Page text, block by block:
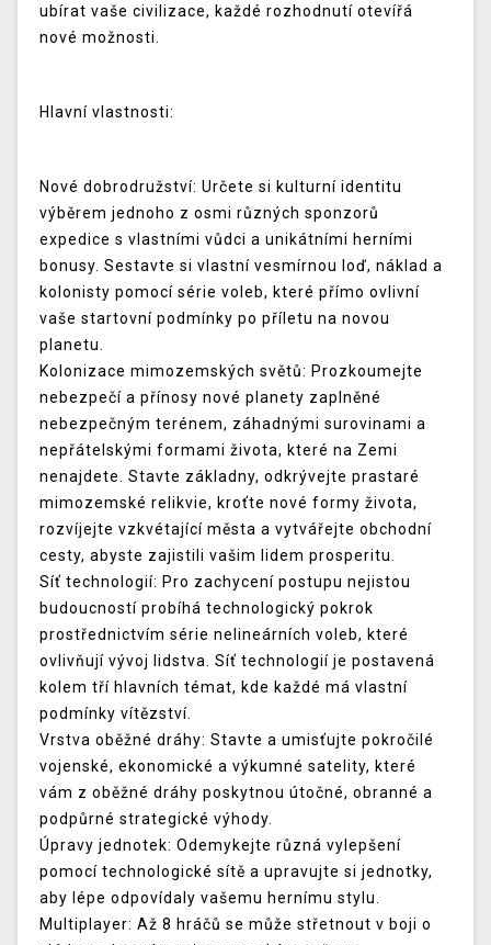
ubírat vaše civilizace, každé rozhodnutí otevířá
nové možnosti.
Hlavní vlastnosti:
Nové dobrodružství: Určete si kulturní identitu
výběrem jednoho z osmi různých sponzorů
expedice s vlastními vůdci a unikátními herními
bonusy. Sestavte si vlastní vesmírnou loď, náklad a
kolonisty pomocí série voleb, které přímo ovlivní
vaše startovní podmínky po příletu na novou
planetu.
Kolonizace mimozemských světů: Prozkoumejte
nebezpečí a přínosy nové planety zaplněné
nebezpečným terénem, záhadnými surovinami a
nepřátelskými formami života, které na Zemi
nenajdete. Stavte základny, odkrývejte prastaré
mimozemské relikvie, kroťte nové formy života,
rozvíjejte vzkvétající města a vytvářejte obchodní
cesty, abyste zajistili vašim lidem prosperitu.
Síť technologií: Pro zachycení postupu nejistou
budoucností probíhá technologický pokrok
prostřednictvím série nelineárních voleb, které
ovlivňují vývoj lidstva. Síť technologií je postavená
kolem tří hlavních témat, kde každé má vlastní
podmínky vítězství.
Vrstva oběžné dráhy: Stavte a umisťujte pokročilé
vojenské, ekonomické a výkumné satelity, které
vám z oběžné dráhy poskytnou útočné, obranné a
podpůrné strategické výhody.
Úpravy jednotek: Odemykejte různá vylepšení
pomocí technologické sítě a upravujte si jednotky,
aby lépe odpovídaly vašemu hernímu stylu.
Multiplayer: Až 8 hráčů se může střetnout v boji o